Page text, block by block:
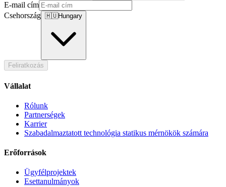
E-mail cím
Csehország 🇭🇺Hungary
Feliratkozás
Vállalat
Rólunk
Partnerségek
Karrier
Szabadalmaztatott technológia statikus mérnökök számára
Erőforrások
Ügyfélprojektek
Esettanulmányok